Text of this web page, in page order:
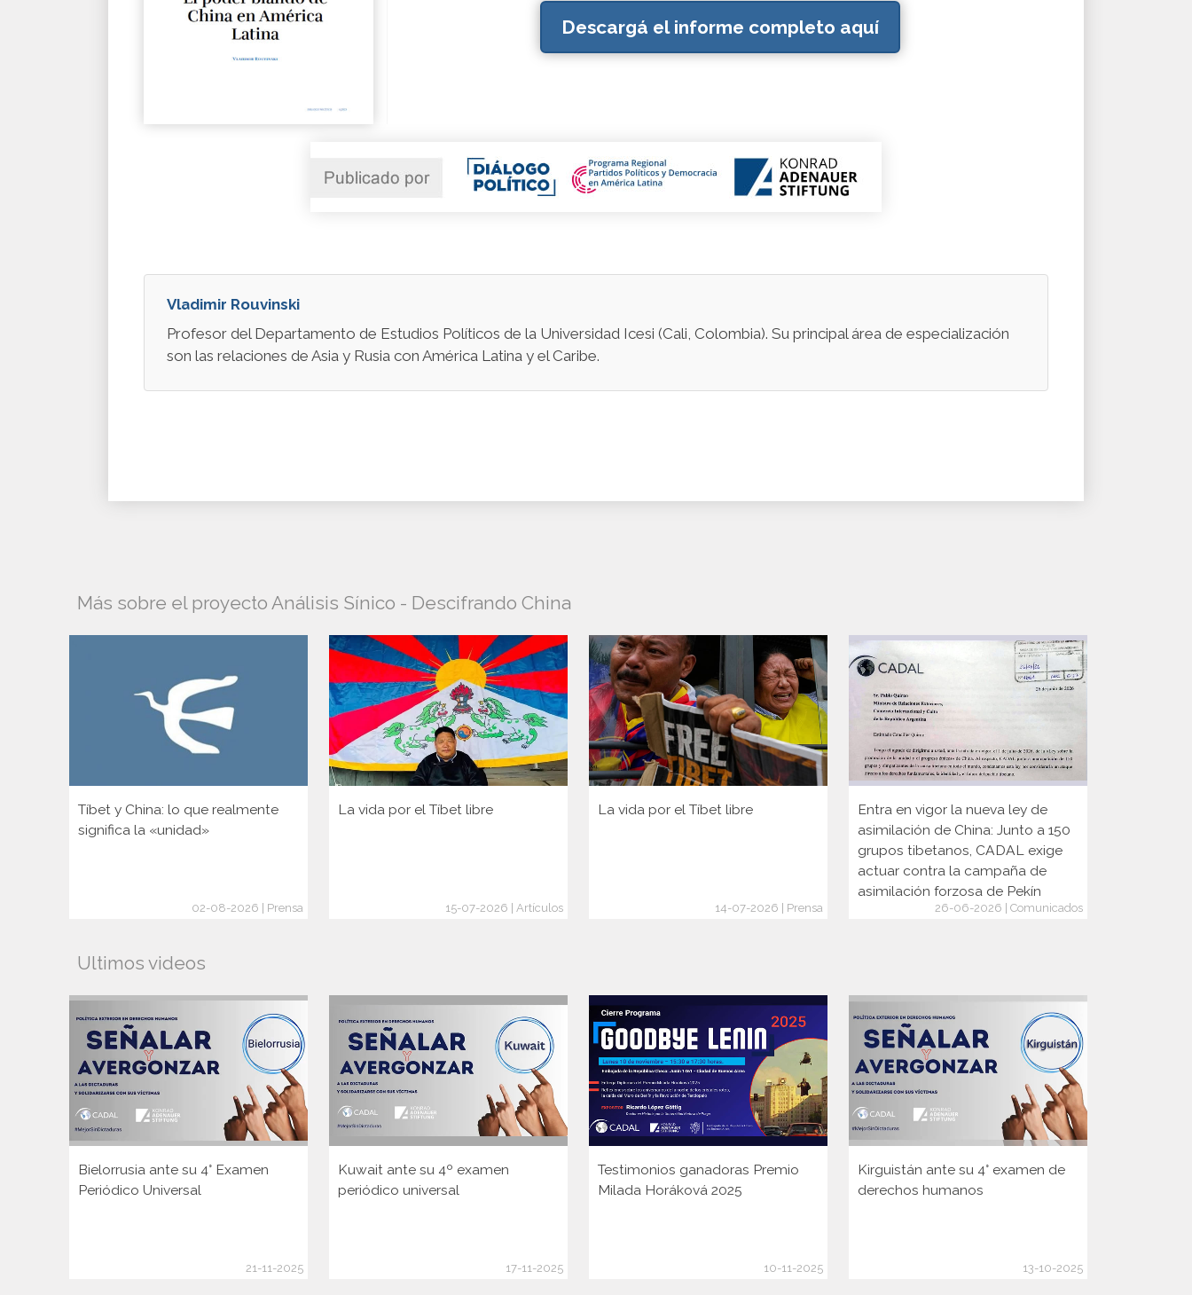
Descargá el informe completo aquí
Vladimir Rouvinski
Profesor del Departamento de Estudios Políticos de la Universidad Icesi (Cali, Colombia). Su principal área de especialización
son las relaciones de Asia y Rusia con América Latina y el Caribe.
Más sobre el proyecto Análisis Sínico - Descifrando China
Tíbet y China: lo que realmente
significa la «unidad»
02-08-2026 | Prensa
La vida por el Tíbet libre
15-07-2026 | Artículos
La vida por el Tíbet libre
14-07-2026 | Prensa
Entra en vigor la nueva ley de
asimilación de China: Junto a 150
grupos tibetanos, CADAL exige
actuar contra la campaña de
asimilación forzosa de Pekín
26-06-2026 | Comunicados
Ultimos videos
Bielorrusia ante su 4° Examen
Periódico Universal
21-11-2025
Kuwait ante su 4º examen
periódico universal
17-11-2025
Testimonios ganadoras Premio
Milada Horáková 2025
10-11-2025
Kirguistán ante su 4° examen de
derechos humanos
13-10-2025